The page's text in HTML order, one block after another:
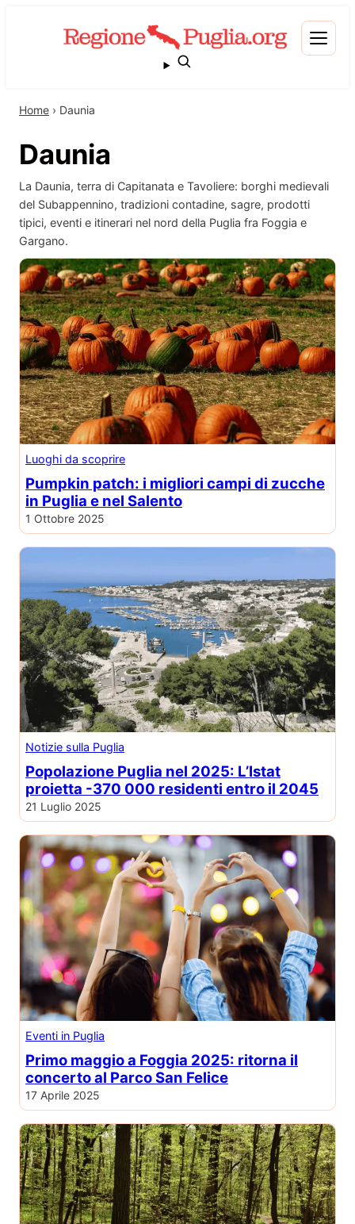
Home › Daunia
Daunia
La Daunia, terra di Capitanata e Tavoliere: borghi medievali
del Subappennino, tradizioni contadine, sagre, prodotti
tipici, eventi e itinerari nel nord della Puglia fra Foggia e
Gargano.
Luoghi da scoprire
Pumpkin patch: i migliori campi di zucche
in Puglia e nel Salento
1 Ottobre 2025
Notizie sulla Puglia
Popolazione Puglia nel 2025: L’Istat
proietta -370 000 residenti entro il 2045
21 Luglio 2025
Eventi in Puglia
Primo maggio a Foggia 2025: ritorna il
concerto al Parco San Felice
17 Aprile 2025